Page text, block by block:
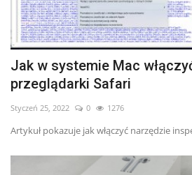
Jak w systemie Mac
przeglądarki Safari
Styczeń 25, 2022 0 1276
Artykuł pokazuje jak włączyć narzędzie